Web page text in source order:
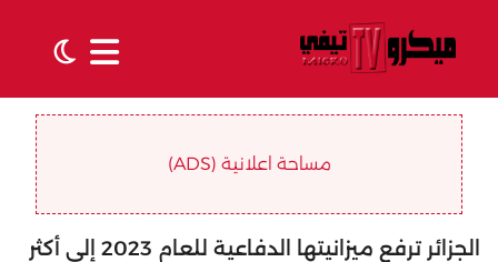
مساحة اعلانية (ADS)
الجزائر ترفع ميزانيتها الدفاعية للعام 2023 إلى أكثر